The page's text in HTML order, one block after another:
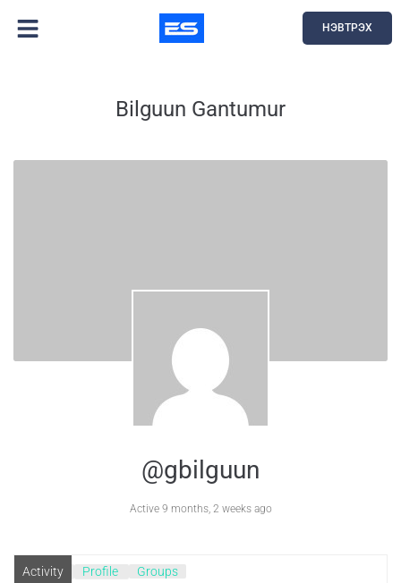
НЭВТРЭХ
Bilguun Gantumur
@gbilguun
Active 9 months, 2 weeks ago
Activity Profile Groups